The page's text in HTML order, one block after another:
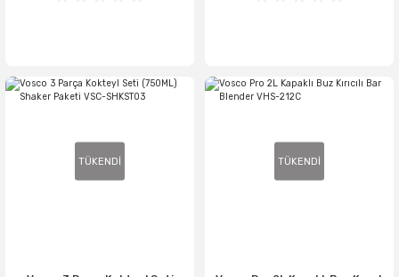
TÜKENDİ TÜKENDİ